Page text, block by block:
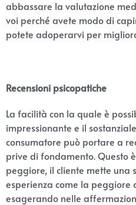
abbassare la valutazione
voi perché avete modo di
potete adoperarvi per
Recensioni psicopatiche
La facilità con la quale è
impressionante e il
consumatore può portare a
prive di fondamento. Questo
peggiore, il cliente mette una
esperienza come la peggiore
esagerando nelle